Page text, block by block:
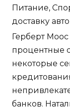
Питание,
доставку
Герберт
процентные
некоторые
банков.